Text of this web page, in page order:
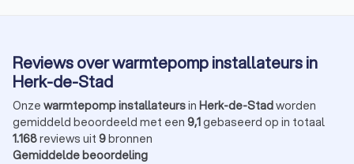
Reviews over warmtepomp installateurs in
Herk-de-Stad
Onze warmtepomp installateursin Herk-de-Stadworden
gemiddeld beoordeeld met een 9,1gebaseerd op in totaal
1.168reviews uit 9bronnen
Gemiddelde beoordeling